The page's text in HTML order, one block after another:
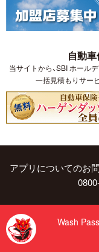
自動
当サイトから、SBI ホール
一括見積もりサー
アプリについてのお
Wash